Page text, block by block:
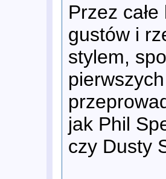
Przez
gustów i
stylem,
jak Phil
czy Dusty